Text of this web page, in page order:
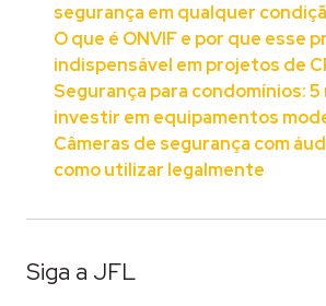
segurança em qualquer
O que é ONVIF e por que esse
indispensável em projetos de
Segurança para condomínios:
investir em equipamentos
Câmeras de segurança com
como utilizar legalmente
TageadoAlarmes,cerca elétrica,
Siga a JFL